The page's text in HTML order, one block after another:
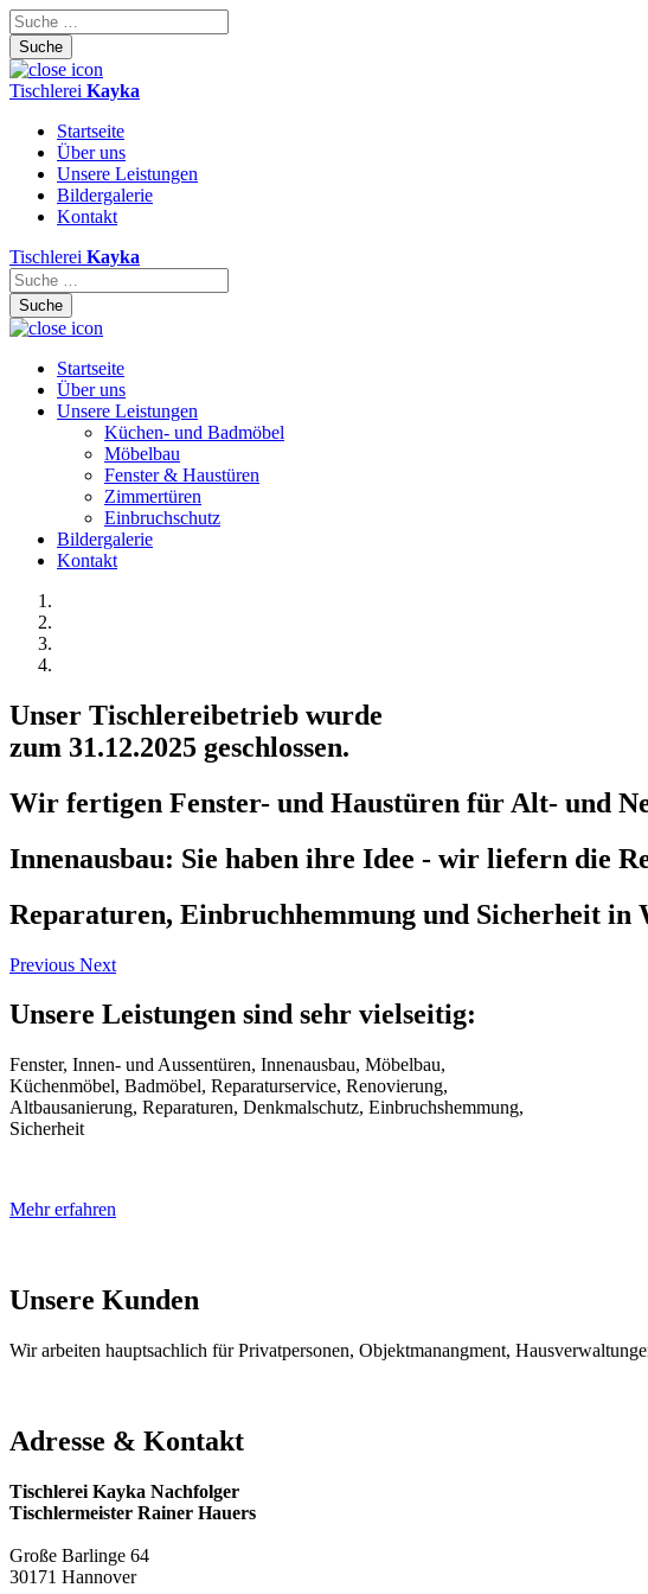
Skip
to
content
Tischlerei Kayka
Startseite
Über uns
Unsere Leistungen
Bildergalerie
Kontakt
Tischlerei Kayka
Startseite
Über uns
Unsere Leistungen
Küchen- und Badmöbel
Möbelbau
Fenster & Haustüren
Zimmertüren
Einbruchschutz
Bildergalerie
Kontakt
Unser Tischlereibetrieb wurde
zum 31.12.2025 geschlossen.
Wir fertigen Fenster- und Haustüren für Alt- und
Innenausbau: Sie haben ihre Idee - wir liefern die
Reparaturen, Einbruchhemmung und Sicherheit in
Previous Next
Unsere Leistungen sind sehr vielseitig:
Fenster, Innen- und Aussentüren, Innenausbau, Möbelbau,
Küchenmöbel, Badmöbel, Reparaturservice, Renovierung,
Altbausanierung, Reparaturen, Denkmalschutz, Einbruchshemmung,
Sicherheit
Mehr erfahren
Unsere Kunden
Wir arbeiten hauptsachlich für Privatpersonen, Objektmanangment,
Adresse & Kontakt
Tischlerei Kayka Nachfolger
Tischlermeister Rainer Hauers
Große Barlinge 64
30171 Hannover